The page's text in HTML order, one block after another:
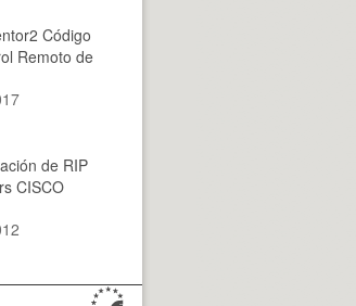
Código
Remoto de
de RIP
CISCO